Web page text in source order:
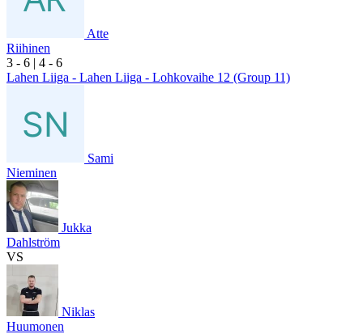
Atte
Riihinen
3 - 6 | 4 - 6
Lahen Liiga - Lahen Liiga - Lohkovaihe 12 (Group 11)
Sami
Nieminen
Jukka
Dahlström
VS
Niklas
Huumonen